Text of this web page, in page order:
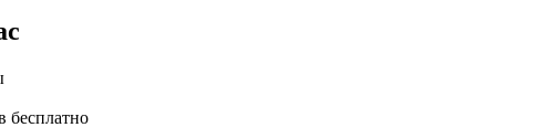
бесплатно